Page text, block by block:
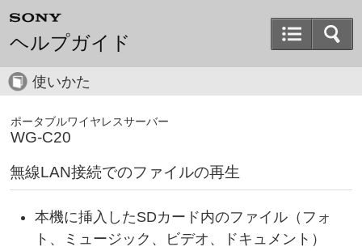
ヘルプガイド
使いかた
ポータブルワイヤレスサーバー
WG-C20
無線LAN接続でのファイルの再生
本機に挿入したSDカード内のファイル（フォ
ト、ミュージック、ビデオ、ドキュメント）